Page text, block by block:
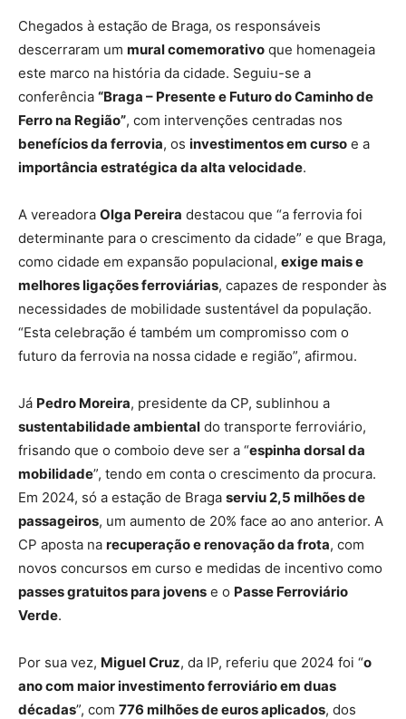
Chegados à estação de Braga, os responsáveis
descerraram um mural comemorativo que homenageia
este marco na história da cidade. Seguiu-se a
conferência “Braga – Presente e Futuro do Caminho de
Ferro na Região”, com intervenções centradas nos
benefícios da ferrovia, os investimentos em curso e a
importância estratégica da alta velocidade.
A vereadora Olga Pereira destacou que “a ferrovia foi
determinante para o crescimento da cidade” e que Braga,
como cidade em expansão populacional, exige mais e
melhores ligações ferroviárias, capazes de responder às
necessidades de mobilidade sustentável da população.
“Esta celebração é também um compromisso com o
futuro da ferrovia na nossa cidade e região”, afirmou.
Já Pedro Moreira, presidente da CP, sublinhou a
sustentabilidade ambiental do transporte ferroviário,
frisando que o comboio deve ser a “espinha dorsal da
mobilidade”, tendo em conta o crescimento da procura.
Em 2024, só a estação de Braga serviu 2,5 milhões de
passageiros, um aumento de 20% face ao ano anterior. A
CP aposta na recuperação e renovação da frota, com
novos concursos em curso e medidas de incentivo como
passes gratuitos para jovens e o Passe Ferroviário
Verde.
Por sua vez, Miguel Cruz, da IP, referiu que 2024 foi “o
ano com maior investimento ferroviário em duas
décadas”, com 776 milhões de euros aplicados, dos